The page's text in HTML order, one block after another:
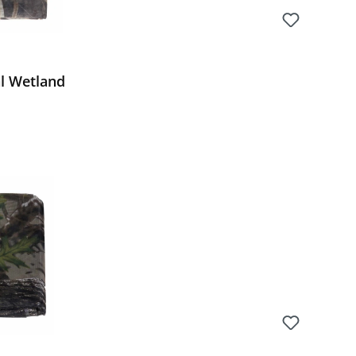
Wetland